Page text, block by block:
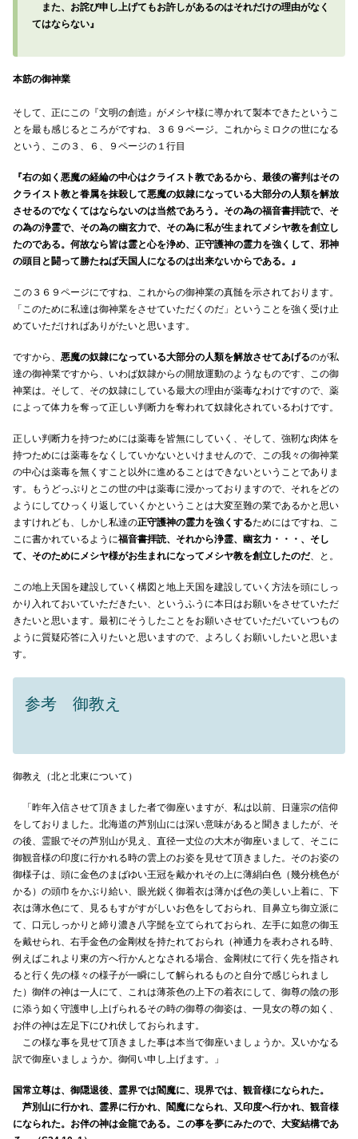
また、お詫び申し上げてもお許しがあるのはそれだけの理由がなく
てはならない』
本筋の御神業
そして、正にこの『文明の創造』がメシヤ様に導かれて製本できたというこ
とを最も感じるところがですね、３６９ページ。これからミロクの世になる
という、この３、６、９ページの１行目
『右の如く悪魔の経綸の中心はクライスト教であるから、最後の審判はその
クライスト教と眷属を抹殺して悪魔の奴隷になっている大部分の人類を解放
させるのでなくてはならないのは当然であろう。その為の福音書拝読で、そ
の為の浄霊で、その為の幽玄力で、その為に私が生まれてメシヤ教を創立し
たのである。何故なら皆は霊と心を浄め、正守護神の霊力を強くして、邪神
の頭目と闘って勝たねば天国人になるのは出来ないからである。』
この３６９ページにですね、これからの御神業の真髄を示されております。
「このために私達は御神業をさせていただくのだ」ということを強く受け止
めていただければありがたいと思います。
ですから、 悪魔の奴隷になっている大部分の人類を解放させてあげるのが私
達の御神業ですから、いわば奴隷からの開放運動のようなものです、この御
神業は。そして、その奴隷にしている最大の理由が薬毒なわけですので、薬
によって体力を奪って正しい判断力を奪われて奴隷化されているわけです。
正しい判断力を持つためには薬毒を皆無にしていく、そして、強靭な肉体を
持つためには薬毒をなくしていかないといけませんので、この我々の御神業
の中心は薬毒を無くすこと以外に進めることはできないということでありま
す。もうどっぷりとこの世の中は薬毒に浸かっておりますので、それをどの
ようにしてひっくり返していくかということは大変至難の業であるかと思い
ますけれども、しかし私達の正守護神の霊力を強くするためにはですね、こ
こに書かれているように福音書拝読、それから浄霊、幽玄力・・・、そし
て、そのためにメシヤ様がお生まれになってメシヤ教を創立したのだ、と。
この地上天国を建設していく構図と地上天国を建設していく方法を頭にしっ
かり入れておいていただきたい、というふうに本日はお願いをさせていただ
きたいと思います。最初にそうしたことをお願いさせていただいていつもの
ように質疑応答に入りたいと思いますので、よろしくお願いしたいと思いま
す。
参考 御教え
御教え（北と北東について）
「昨年入信させて頂きました者で御座いますが、私は以前、日蓮宗の信仰
をしておりました。北海道の芦別山には深い意味があると聞きましたが、そ
の後、霊眼でその芦別山が見え、直径一丈位の大木が御座いまして、そこに
御観音様の印度に行かれる時の雲上のお姿を見せて頂きました。そのお姿の
御様子は、頭に金色のまばゆい王冠を戴かれその上に薄絹白色（幾分桃色が
かる）の頭巾をかぶり給い、眼光鋭く御着衣は薄かば色の美しい上着に、下
衣は薄水色にて、見るもすがすがしいお色をしておられ、目鼻立ち御立派に
て、口元しっかりと締り濃き八字髭を立てられておられ、左手に如意の御玉
を戴せられ、右手金色の金剛杖を持たれておられ（神通力を表わされる時、
例えばこれより東の方へ行かんとなされる場合、金剛杖にて行く先を指され
ると行く先の様々の様子が一瞬にして解られるものと自分で感じられまし
た）御伴の神は一人にて、これは薄茶色の上下の着衣にして、御尊の陰の形
に添う如く守護申し上げられるその時の御尊の御姿は、一見女の尊の如く、
お伴の神は左足下にひれ伏しておられます。
この様な事を見せて頂きました事は本当で御座いましょうか。又いかなる
訳で御座いましょうか。御伺い申し上げます。」
国常立尊は、御隠退後、霊界では閻魔に、現界では、観音様になられた。
芦別山に行かれ、霊界に行かれ、閻魔になられ、又印度へ行かれ、観音様
になられた。お伴の神は金龍である。この事を夢にみたので、大変結構であ